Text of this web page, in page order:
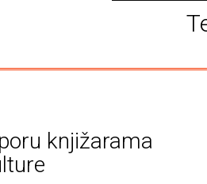
knjižarama